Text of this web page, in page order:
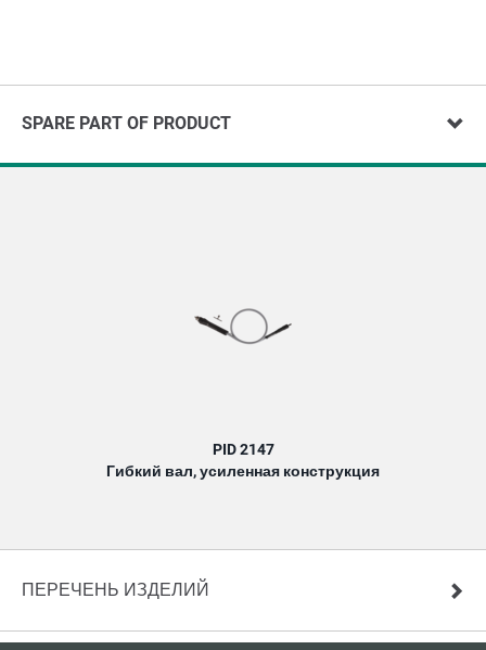
SPARE PART OF PRODUCT
PID 2147
Гибкий вал, усиленная конструкция
ПЕРЕЧЕНЬ ИЗДЕЛИЙ